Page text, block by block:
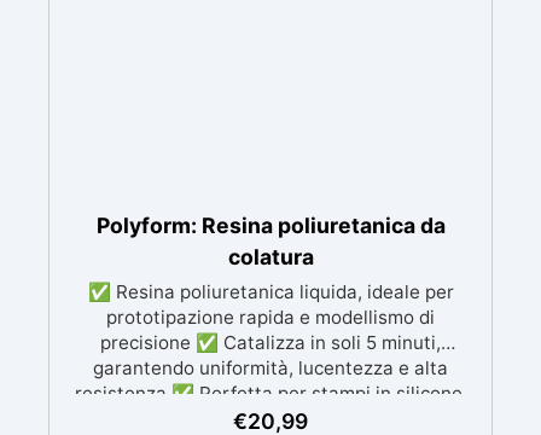
Polyform: Resina poliuretanica da
colatura
✅ Resina poliuretanica liquida, ideale per
prototipazione rapida e modellismo di
precisione ✅ Catalizza in soli 5 minuti,
garantendo uniformità, lucentezza e alta
resistenza ✅ Perfetta per stampi in silicone,
colate, modellismo e prototipazione rapida ✅
€20,99